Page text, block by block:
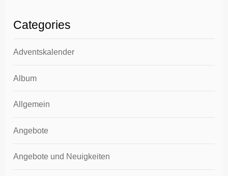
Categories
Adventskalender
Album
Allgemein
Angebote
Angebote und Neuigkeiten